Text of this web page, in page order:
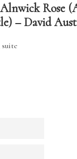
la
Rose
– David
suite